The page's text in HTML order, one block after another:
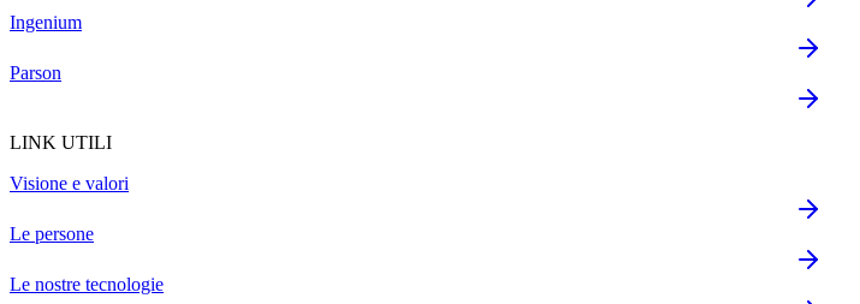
Ingenium
Parson
LINK UTILI
Visione e valori
Le persone
Le nostre tecnologie